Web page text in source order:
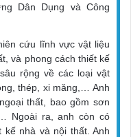
Dân Dụng và Công
cứu lĩnh vực vật liệu
và phong cách thiết kế
rộng về các loại vật
thép, xi măng,… Anh
thất, bao gồm sơn
Ngoài ra, anh còn có
kế nhà và nội thất. Anh